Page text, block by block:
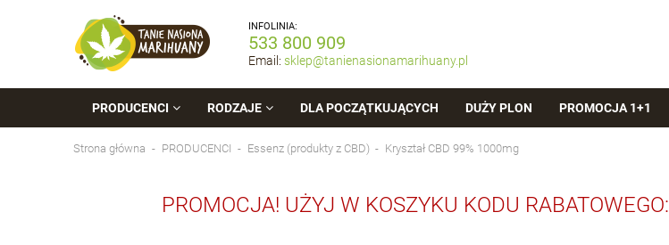
INFOLINIA:
533 800 909
Email: sklep@tanienasionamarihuany.pl
PRODUCENCI RODZAJE DLA POCZĄTKUJĄCYCH DUŻY PLON PROMOCJA 1+1
Strona główna PRODUCENCI Essenz (produkty z CBD) Kryształ CBD 99% 1000mg
PROMOCJA! UŻYJ W KOSZYKU KODU RABATOWEGO: